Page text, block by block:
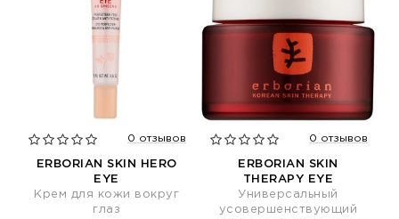
0 отзывов
ERBORIAN SKIN HERO
EYE
Крем для кожи вокруг
глаз
0 отзывов
ERBORIAN SKIN
THERAPY EYE
Универсальный
усовершенствующий